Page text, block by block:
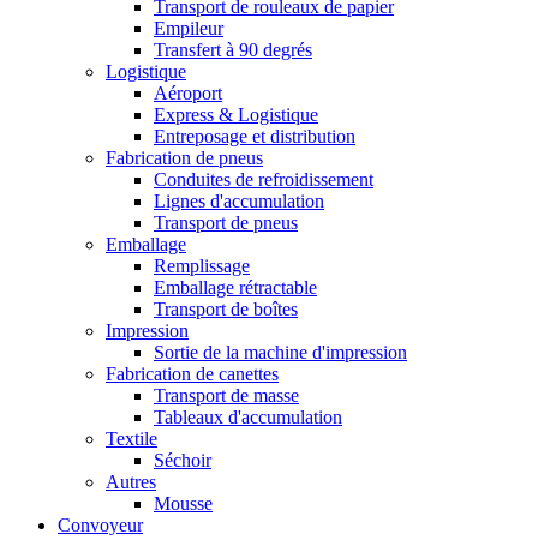
Transport de rouleaux de papier
Empileur
Transfert à 90 degrés
Logistique
Aéroport
Express & Logistique
Entreposage et distribution
Fabrication de pneus
Conduites de refroidissement
Lignes d'accumulation
Transport de pneus
Emballage
Remplissage
Emballage rétractable
Transport de boîtes
Impression
Sortie de la machine d'impression
Fabrication de canettes
Transport de masse
Tableaux d'accumulation
Textile
Séchoir
Autres
Mousse
Convoyeur